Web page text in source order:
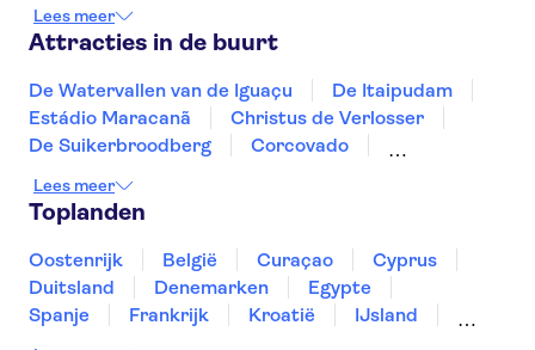
Lees meer
Attracties in de buurt
De Watervallen van de Iguaçu
De Itaipudam
Estádio Maracanã
Christus de Verlosser
De Suikerbroodberg
Corcovado
Lees meer
Toplanden
Oostenrijk België Curaçao
Cyprus
Duitsland
Denemarken
Egypte
Spanje
Frankrijk Kroatië
IJsland